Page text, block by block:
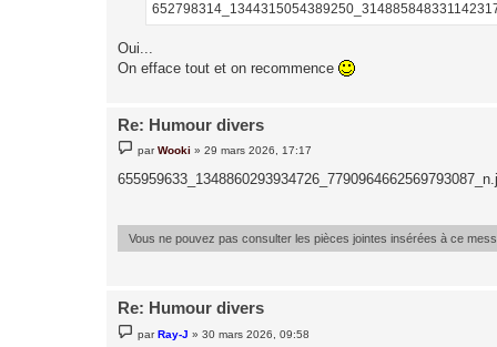
Oui...
On efface tout et on recommence
Re: Humour divers
e
s
s
e
parWooki »29 mars 2026, 17:17
Vous ne pouvez pas consulter les pièces jointes insérées à ce
Re: Humour divers
e
parRay-J »30 mars 2026, 09:58